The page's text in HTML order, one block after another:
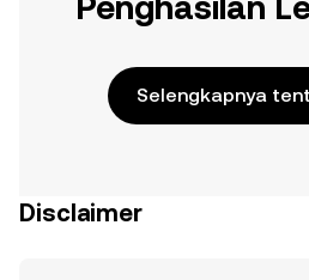
Selengkapnya
Disclaimer